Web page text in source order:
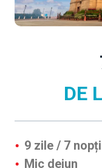
DE
9 zile / 7 nopți
Mic dejun